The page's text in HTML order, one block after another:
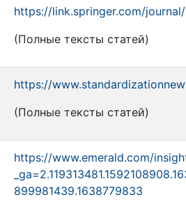
https://link.springer.com/
(Полные тексты статей)
https://
(Полные тексты статей)
https://www.emerald.com/
899981439.1638779833